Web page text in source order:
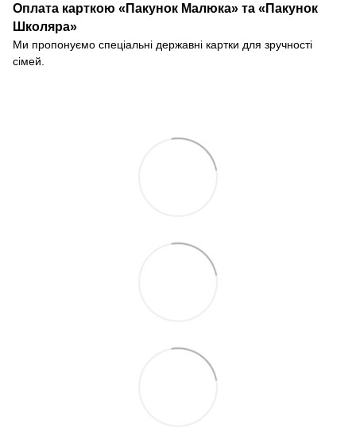
Оплата карткою «Пакунок Малюка» та «Пакунок
Школяра»
Ми пропонуємо спеціальні державні картки для зручності
сімей.